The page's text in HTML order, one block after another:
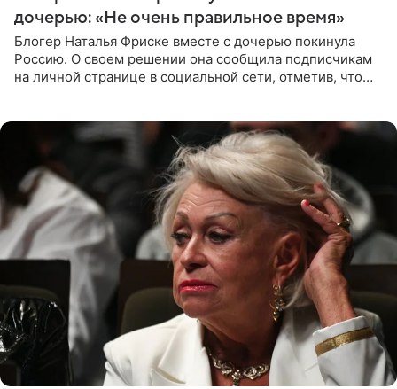
дочерью: «Не очень правильное время»
Блогер Наталья Фриске вместе с дочерью покинула
Россию. О своем решении она сообщила подписчикам
на личной странице в социальной сети, отметив, что